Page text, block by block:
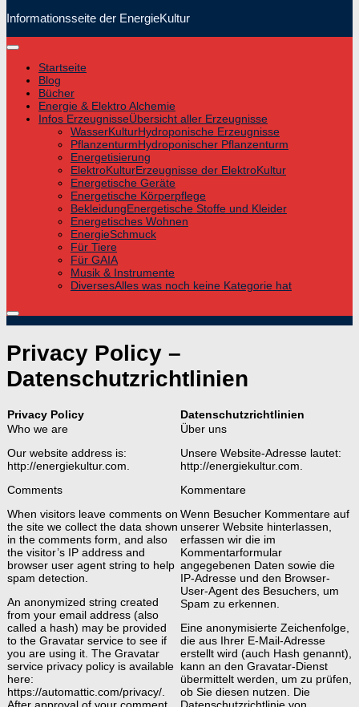
Informationsseite der EnergieKultur
Startseite
Blog
Bücher
Energie & Elektro Alchemie
Infos ErzeugnisseÜbersicht aller Erzeugnisse
WasserKulturHydroponische Erzeugnisse
PflanzenturmHydroponischer Pflanzenturm
Energetisierung
ElektroKulturErzeugnisse der ElektroKultur
Energetische Geräte
Energetische Körperpflege
BekleidungEnergetische Stoffe und Kleider
Energetisches Wohnen
EnergieSchmuck
Für Tiere
Für GAIA
Musik & Instrumente
DiversesAlles was noch keine Kategorie hat
Privacy Policy –
Datenschutzrichtlinien
Privacy Policy
Datenschutzrichtlinien
Who we are
Our website address is:
http://energiekultur.com.
Comments
When visitors leave comments on
the site we collect the data shown
in the comments form, and also
the visitor’s IP address and
browser user agent string to help
spam detection.
An anonymized string created
from your email address (also
called a hash) may be provided
to the Gravatar service to see if
you are using it. The Gravatar
service privacy policy is available
here:
https://automattic.com/privacy/.
Über uns
Unsere Website-Adresse lautet:
http://energiekultur.com.
Kommentare
Wenn Besucher Kommentare auf
unserer Website hinterlassen,
erfassen wir die im
Kommentarformular
angegebenen Daten sowie die
IP-Adresse und den Browser-
User-Agent des Besuchers, um
Spam zu erkennen.
Eine anonymisierte Zeichenfolge,
die aus Ihrer E-Mail-Adresse
erstellt wird (auch Hash genannt),
kann an den Gravatar-Dienst
übermittelt werden, um zu prüfen,
ob Sie diesen nutzen. Die